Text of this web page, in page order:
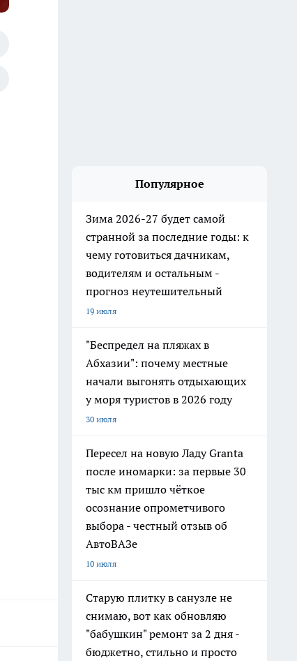
Популярное
Зима 2026-27 будет самой
странной за последние годы: к
чему готовиться дачникам,
водителям и остальным -
прогноз неутешительный
19 июля
"Беспредел на пляжах в
Абхазии": почему местные
начали выгонять отдыхающих
у моря туристов в 2026 году
30 июля
Пересел на новую Ладу Granta
после иномарки: за первые 30
тыс км пришло чёткое
осознание опрометчивого
выбора - честный отзыв об
АвтоВАЗе
10 июля
Старую плитку в санузле не
снимаю, вот как обновляю
"бабушкин" ремонт за 2 дня -
бюджетно, стильно и просто